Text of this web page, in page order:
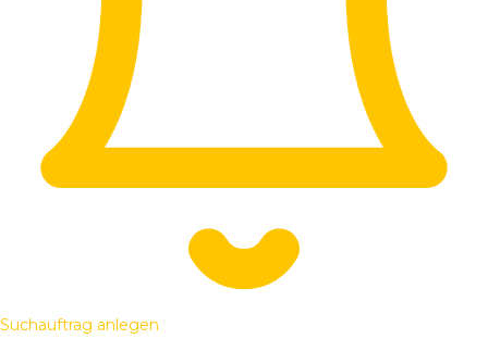
Suchauftrag anlegen